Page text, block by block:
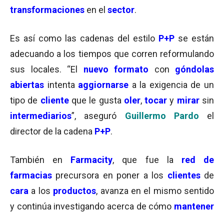
transformaciones en el sector.
Es así como las cadenas del estilo P+P se están
adecuando a los tiempos que corren reformulando
sus locales. “El nuevo formato con góndolas
abiertas intenta aggiornarse a la exigencia de un
tipo de cliente que le gusta oler,tocar y mirar sin
intermediarios”, aseguró Guillermo Pardo el
director de la cadena P+P.
También en Farmacity, que fue la red de
farmacias precursora en poner a los clientesde
cara a los productos, avanza en el mismo sentido
y continúa investigando acerca de cómo mantener